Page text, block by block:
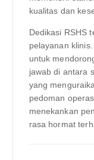
kualitas dan
Dedikasi RSHS
pelayanan
untuk
jawab di antara
yang
pedoman
menekankan
rasa hormat